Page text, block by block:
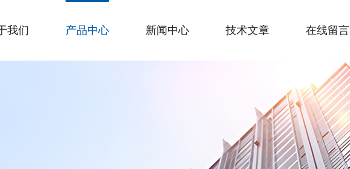
我们 产品中心 新闻中心 技术文章 在线留言